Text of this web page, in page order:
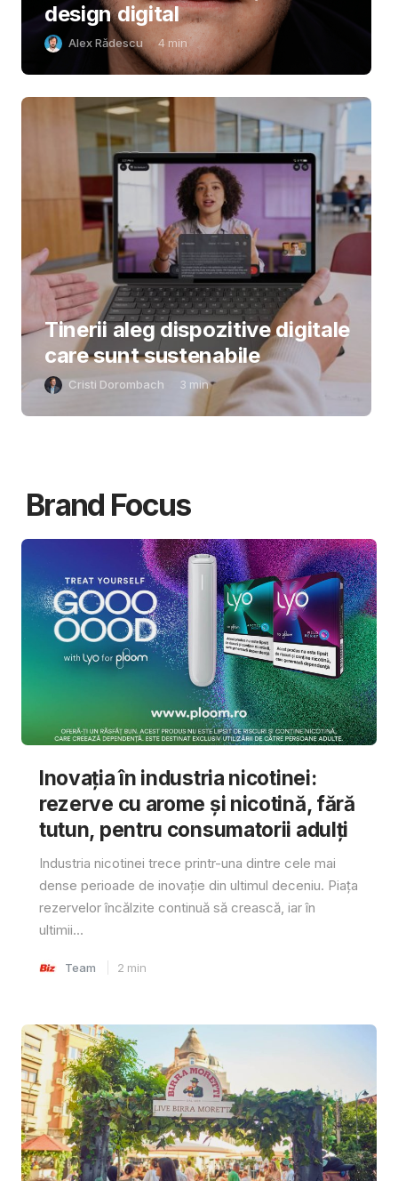
design digital
Alex Rădescu 4 min
Tinerii aleg dispozitive digitale
care sunt sustenabile
Cristi Dorombach 3 min
Brand Focus
Inovația în industria nicotinei:
rezerve cu arome și nicotină, fără
tutun, pentru consumatorii adulți
Industria nicotinei trece printr-una dintre cele mai
dense perioade de inovație din ultimul deceniu. Piața
rezervelor încălzite continuă să crească, iar în
ultimii...
Team 2 min